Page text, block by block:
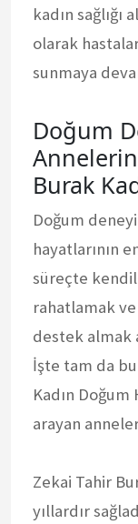
kadın sağlığı
olarak
sunmaya
Doğum
Burak
Doğum
hayatlarının
süreçte
rahatlamak
destek almak
İşte tam da
Kadın
arayan
Zekai Tahir
yıllardır